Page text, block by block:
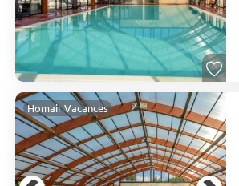
Homair Vacances